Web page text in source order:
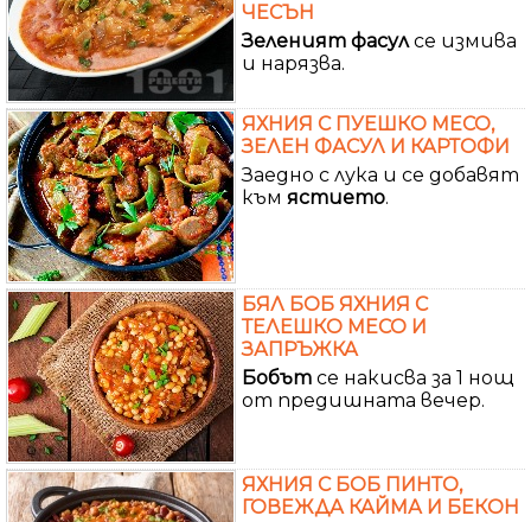
ЧЕСЪН
Зеленият фасул се измива
и нарязва.
ЯХНИЯ С ПУЕШКО МЕСО,
ЗЕЛЕН ФАСУЛ И КАРТОФИ
Заедно с лука и се добавят
към ястието.
БЯЛ БОБ ЯХНИЯ С
ТЕЛЕШКО МЕСО И
ЗАПРЪЖКА
Бобът се накисва за 1 нощ
от предишната вечер.
ЯХНИЯ С БОБ ПИНТО,
ГОВЕЖДА КАЙМА И БЕКОН